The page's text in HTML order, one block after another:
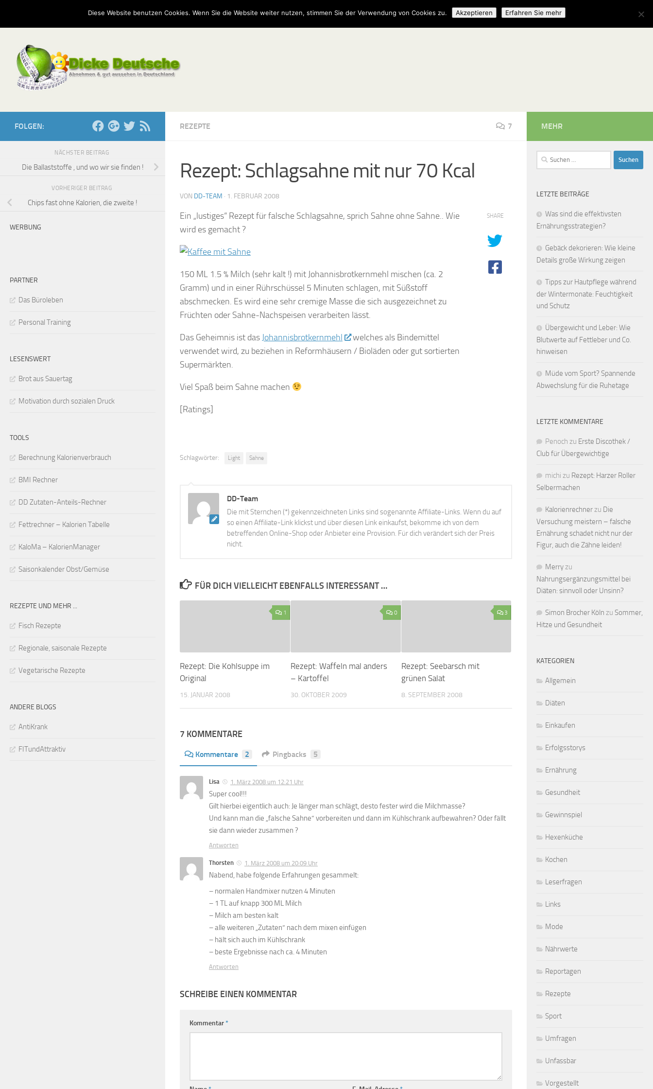
Kontakt Serien Umfragen
REZEPTE 7
Rezept: Schlagsahne mit nur 70 Kcal
VON DD-TEAM · 1. FEBRUAR 2008
Ein „lustiges“ Rezept für falsche Schlagsahne, sprich Sahne ohne Sahne.. Wie
wird es gemacht ?
150 ML 1.5 % Milch (sehr kalt !) mit Johannisbrotkernmehl mischen (ca. 2
Gramm) und in einer Rührschüssel 5 Minuten schlagen, mit Süßstoff
abschmecken. Es wird eine sehr cremige Masse die sich ausgezeichnet zu
Früchten oder Sahne-Nachspeisen verarbeiten lässt.
Das Geheimnis ist das Johannisbrotkernmehl
welches als Bindemittel
verwendet wird, zu beziehen in Reformhäusern / Bioläden oder gut sortierten
Supermärkten.
Viel Spaß beim Sahne machen
[Ratings]
SHARE
Schlagwörter: Light Sahne
DD-Team
Die mit Sternchen (*) gekennzeichneten Links sind sogenannte Affiliate-Links. Wenn du auf
so einen Affiliate-Link klickst und über diesen Link einkaufst, bekomme ich von dem
betreffenden Online-Shop oder Anbieter eine Provision. Für dich verändert sich der Preis
nicht.
FÜR DICH VIELLEICHT EBENFALLS INTERESSANT …
1
Rezept: Die Kohlsuppe im
Original
15. JANUAR 2008
0
Rezept: Waffeln mal anders
– Kartoffel
30. OKTOBER 2009
3
Rezept: Seebarsch mit
grünen Salat
8. SEPTEMBER 2008
7 KOMMENTARE
Kommentare 2 Pingbacks 5
Lisa 1. März 2008 um 12:21 Uhr
Super cool!!!
Gilt hierbei eigentlich auch: Je länger man schlägt, desto fester wird die Milchmasse?
Und kann man die „falsche Sahne“ vorbereiten und dann im Kühlschrank aufbewahren? Oder fällt
sie dann wieder zusammen ?
Antworten
Thorsten 1. März 2008 um 20:09 Uhr
Nabend, habe folgende Erfahrungen gesammelt:
– normalen Handmixer nutzen 4 Minuten
– 1 TL auf knapp 300 ML Milch
– Milch am besten kalt
– alle weiteren „Zutaten“ nach dem mixen einfügen
– hält sich auch im Kühlschrank
– beste Ergebnisse nach ca. 4 Minuten
Antworten
SCHREIBE EINEN KOMMENTAR
Kommentar*
FOLGEN:
NÄCHSTER BEITRAG
Die Ballaststoffe , und wo wir sie finden !
VORHERIGER BEITRAG
Chips fast ohne Kalorien, die zweite !
WERBUNG
PARTNER
Das Büroleben
Personal Training
LESENSWERT
Brot aus Sauertag
Motivation durch sozialen Druck
TOOLS
Berechnung Kalorienverbrauch
BMI Rechner
DD Zutaten-Anteils-Rechner
Fettrechner – Kalorien Tabelle
KaloMa – KalorienManager
Saisonkalender Obst/Gemüse
REZEPTE UND MEHR ...
Fisch Rezepte
Regionale, saisonale Rezepte
Vegetarische Rezepte
ANDERE BLOGS
AntiKrank
FITundAttraktiv
MEHR
Suchen
nach:
LETZTE BEITRÄGE
Was sind die effektivsten
Ernährungsstrategien?
Gebäck dekorieren: Wie kleine
Details große Wirkung zeigen
Tipps zur Hautpflege während
der Wintermonate: Feuchtigkeit
und Schutz
Übergewicht und Leber: Wie
Blutwerte auf Fettleber und Co.
hinweisen
Müde vom Sport? Spannende
Abwechslung für die Ruhetage
LETZTE KOMMENTARE
Penoch zu Erste Discothek /
Club für Übergewichtige
michi zu Rezept: Harzer Roller
Selbermachen
Kalorienrechnerzu Die
Versuchung meistern – falsche
Ernährung schadet nicht nur der
Figur, auch die Zähne leiden!
Merryzu
Nahrungsergänzungsmittel bei
Diäten: sinnvoll oder Unsinn?
Simon Brocher Köln zu Sommer,
Hitze und Gesundheit
KATEGORIEN
Allgemein
Diäten
Einkaufen
Erfolgsstorys
Ernährung
Gesundheit
Gewinnspiel
Hexenküche
Kochen
Leserfragen
Links
Mode
Nährwerte
Reportagen
Rezepte
Sport
Umfragen
Unfassbar
Vorgestellt
Diese Website benutzen Cookies. Wenn Sie die Website weiter nutzen, stimmen Sie der Verwendung von Cookies zu. Akzeptieren Erfahren Sie mehr